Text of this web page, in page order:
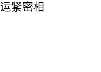
紧密相